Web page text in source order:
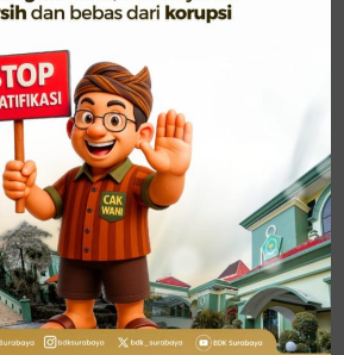
pengembangan SDM
diarahkan melalui Asta Protas
penguatan kerukunan,
keagamaan berdampak,
pesantren,
umat, sukses haji, dan
Seluruh fokus tersebut
Indonesia Emas 2045:
rukun, maslahat, dan